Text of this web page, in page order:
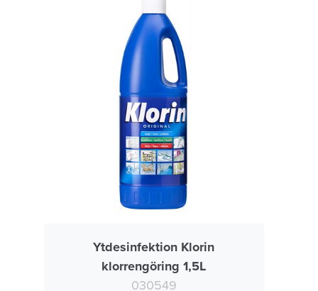
Ytdesinfektion Klorin
klorrengöring 1,5L
030549